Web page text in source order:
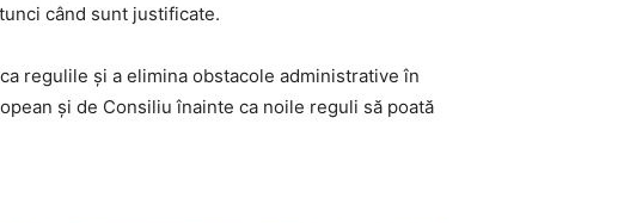
când sunt justificate.
regulile și a elimina obstacole administrative în
și de Consiliu înainte ca noile reguli să poată